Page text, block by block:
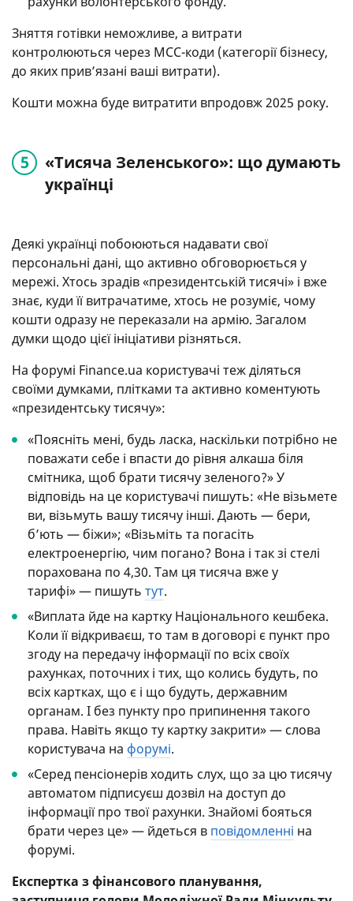
Зняття готівки неможливе, а витрати
контролюються через MCC-коди (категорії бізнесу,
до яких прив’язані ваші витрати).
Кошти можна буде витратити впродовж 2025 року.
«Тисяча Зеленського»: що думають
українці
Деякі українці побоюються надавати свої
персональні дані, що активно обговорюється у
мережі. Хтось зрадів «президентській тисячі» і вже
знає, куди її витрачатиме, хтось не розуміє, чому
кошти одразу не переказали на армію. Загалом
думки щодо цієї ініціативи різняться.
На форумі Finance.ua користувачі теж діляться
своїми думками, плітками та активно коментують
«президентську тисячу»:
«Поясніть мені, будь ласка, наскільки потрібно не
поважати себе і впасти до рівня алкаша біля
смітника, щоб брати тисячу зеленого?» У
відповідь на це користувачі пишуть: «Не візьмете
ви, візьмуть вашу тисячу інші. Дають — бери,
бʼють — біжи»; «Візьміть та погасіть
електроенергію, чим погано? Вона і так зі стелі
порахована по 4,30. Там ця тисяча вже у
тарифі» — пишуть тут.
«Виплата йде на картку Національного кешбека.
Коли її відкриваєш, то там в договорі є пункт про
згоду на передачу інформації по всіх своїх
рахунках, поточних і тих, що колись будуть, по
всіх картках, що є і що будуть, державним
органам. І без пункту про припинення такого
права. Навіть якщо ту картку закрити» — слова
користувача на форумі.
«Серед пенсіонерів ходить слух, що за цю тисячу
автоматом підписуєш дозвіл на доступ до
інформації про твої рахунки. Знайомі бояться
брати через це» — йдеться в повідомленні на
форумі.
Експертка з фінансового планування,